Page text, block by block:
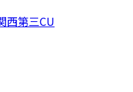
第三CU